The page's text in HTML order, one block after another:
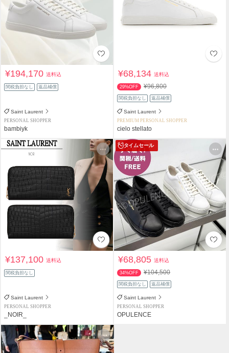
¥194,170送料込
関税負担なし 返品補償
Saint Laurent
PERSONAL SHOPPER
bambiyk
¥68,134送料込
29%OFF ¥96,800
関税負担なし 返品補償
Saint Laurent
PREMIUM PERSONAL SHOPPER
cielo stellato
¥137,100送料込
関税負担なし
Saint Laurent
PERSONAL SHOPPER
_NOIR_
タイムセール
¥68,805送料込
34%OFF ¥104,500
関税負担なし 返品補償
Saint Laurent
PERSONAL SHOPPER
OPULENCE